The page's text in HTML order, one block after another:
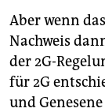
Aber wenn
Nachweis
der 2G-
für 2G
und